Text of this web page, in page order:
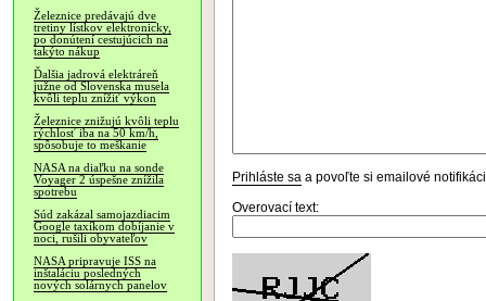
Železnice predávajú dve
tretiny lístkov elektronicky,
po donútení cestujúcich na
takýto nákup
Ďalšia jadrová elektráreň
južne od Slovenska musela
kvôli teplu znížiť výkon
Železnice znižujú kvôli teplu
rýchlosť iba na 50 km/h,
spôsobuje to meškanie
NASA na diaľku na sonde
Voyager 2 úspešne znížila
spotrebu
Súd zakázal samojazdiacim
Google taxíkom dobíjanie v
noci, rušili obyvateľov
NASA pripravuje ISS na
inštaláciu posledných
nových solárnych panelov
Prihláste sa a povoľte si emailové
Overovací text: